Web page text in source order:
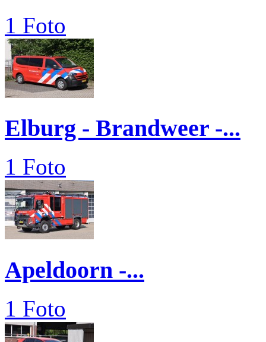
1 Foto
Elburg - Brandweer -...
1 Foto
Apeldoorn -...
1 Foto